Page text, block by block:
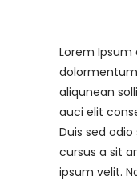
Lorem
aliqunean
auci elit
Duis sed
cursus a sit
ipsum velit.